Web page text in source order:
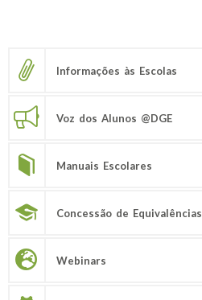
Informações às Escolas
Voz dos Alunos @DGE
Manuais Escolares
Concessão de Equivalências
Webinars